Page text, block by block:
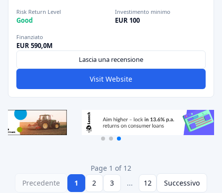
Risk Return Level
Good
Investimento minimo
EUR 100
Finanziato
EUR 590,0M
Lascia una recensione
Visit Website
Page 1 of 12
Precedente
1 2 3 ... 12 Successivo